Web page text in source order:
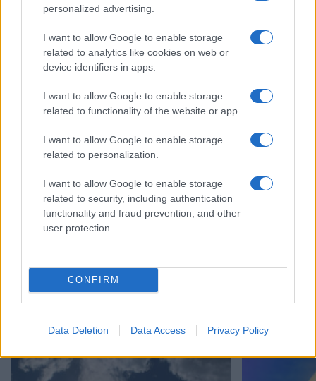
personalized advertising.
I want to allow Google to enable storage
related to analytics like cookies on web or
device identifiers in apps.
I want to allow Google to enable storage
related to functionality of the website or app.
I want to allow Google to enable storage
related to personalization.
I want to allow Google to enable storage
related to security, including authentication
functionality and fraud prevention, and other
user protection.
CONFIRM
Data Deletion Data Access Privacy Policy
θα κάνει τον 15Αύγουστο
06/08/2026 - 18:02
04/08/2026 -
Αυτός θα είναι ο καιρός τον
Δεκαπενταύγουστο 2026
04/08/2026 - 11:08